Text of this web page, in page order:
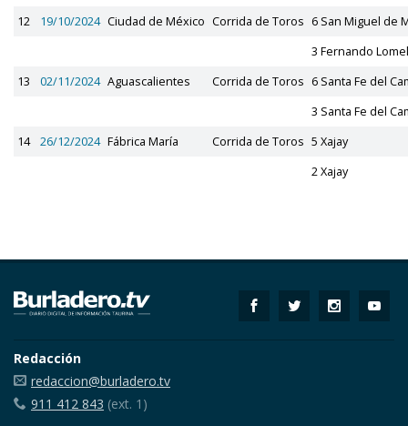
12
19/10/2024 Ciudad de México Corrida de Toros 6 San Miguel de
3 Fernando
13
02/11/2024 Aguascalientes Corrida de Toros 6 Santa Fe del
3 Santa Fe del
14
26/12/2024 Fábrica María Corrida de Toros 5 Xajay
2 Xajay
Redacción
redaccion@burladero.tv
911 412 843 (ext. 1)